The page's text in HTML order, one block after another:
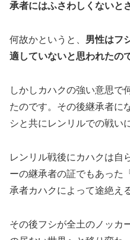
承者にはふさわしくないと
何故かというと、 男性はフ
適していないと思われたの
しかしカハクの強い意思で
たのです。その後継承者に
シと共にレンリルでの戦い
レンリル戦後にカハクは自
ーの継承者の証でもあった
承者カハクによって途絶え
その後フシが全土のノッカ